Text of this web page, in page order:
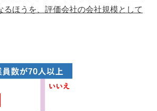
るほうを、評価会社の会社規模として